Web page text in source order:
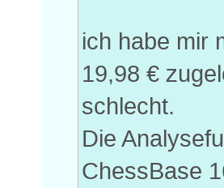
ich habe mir
19,98 €
schlecht.
Die
ChessBase